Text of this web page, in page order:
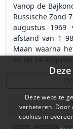
Vanop de
Russische Zond
augustus
afstand van 1
Maan waarna
Deze website
Deze website
verbeteren. Door
cookies in